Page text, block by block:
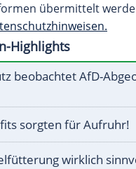
übermittelt
Highlights
beobachtet AfD-
sorgten für Aufruhr!
wirklich